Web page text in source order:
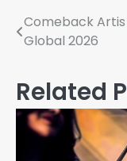
Post
Comeback Artis
Global 2026
Related